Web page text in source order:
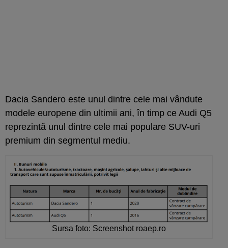
Dacia Sandero este unul dintre cele mai vândute
modele europene din ultimii ani, în timp ce Audi Q5
reprezintă unul dintre cele mai populare SUV-uri
premium din segmentul mediu.
Sursa foto: Screenshot roaep.ro